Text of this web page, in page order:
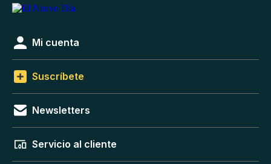
Mi cuenta
Suscríbete
Newsletters
Servicio al cliente